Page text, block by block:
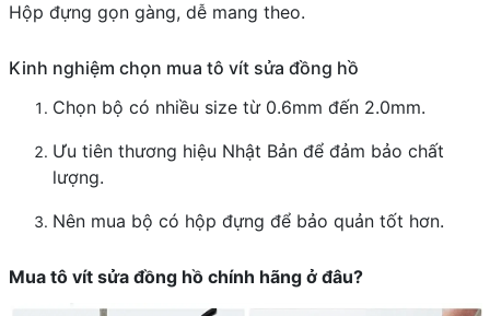
Hộp đựng gọn gàng, dễ mang theo.
Kinh nghiệm chọn mua tô vít sửa đồng hồ
Chọn bộ có nhiều size từ 0.6mm đến 2.0mm.
Ưu tiên thương hiệu Nhật Bản để đảm bảo chất
lượng.
Nên mua bộ có hộp đựng để bảo quản tốt hơn.
Mua tô vít sửa đồng hồ chính hãng ở đâu?